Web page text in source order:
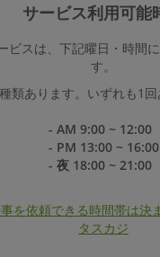
サービス利用可能
ビスは、下記曜日・時間
す。
類あります。いずれも1回
- AM 9:00 ~ 12:00
- PM 13:00 ~ 16:00
- 夜 18:00 ~ 21:00
を依頼できる時間帯は決
タスカジ